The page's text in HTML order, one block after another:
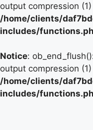
output compression (1)
/home/clients/
includes/
Notice:
output compression (1)
/home/clients/
includes/